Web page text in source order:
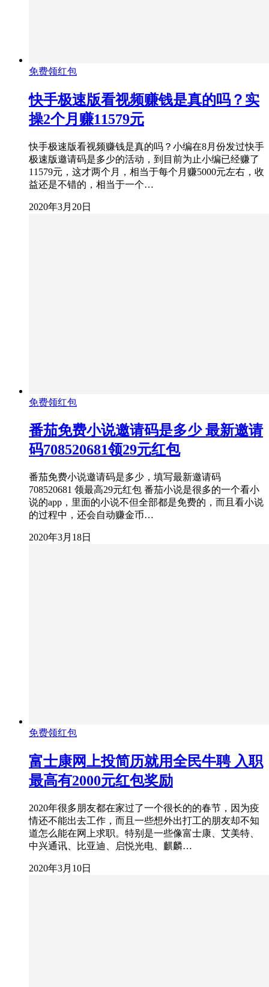
免费领红包
快手极速版看视频赚钱是真的吗？实
操2个月赚11579元
快手极速版看视频赚钱是真的吗？小编在8月份发过快手
极速版邀请码是多少的活动，到目前为止小编已经赚了
11579元，这才两个月，相当于每个月赚5000元左右，收
益还是不错的，相当于一个…
2020年3月20日
免费领红包
番茄免费小说邀请码是多少 最新邀请
码708520681领29元红包
番茄免费小说邀请码是多少，填写最新邀请码
708520681 领最高29元红包 番茄小说是很多的一个看小
说的app，里面的小说不但全部都是免费的，而且看小说
的过程中，还会自动赚金币…
2020年3月18日
免费领红包
富士康网上投简历就用全民牛聘 入职
最高有2000元红包奖励
2020年很多朋友都在家过了一个很长的的春节，因为疫
情还不能出去工作，而且一些想外出打工的朋友却不知
道怎么能在网上求职。特别是一些像富士康、艾美特、
中兴通讯、比亚迪、启悦光电、麒麟…
2020年3月10日